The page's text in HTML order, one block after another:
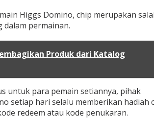
Higgs Domino, chip merupakan
permainan.
Produk dari Katalog
untuk para pemain setiannya, pihak
setiap hari selalu memberikan hadiah
redeem atau kode penukaran.